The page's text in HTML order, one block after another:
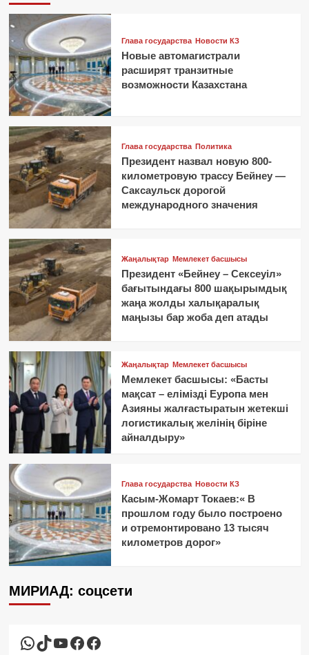
Глава государства Новости КЗ
Новые автомагистрали
расширят транзитные
возможности Казахстана
Глава государства Политика
Президент назвал новую 800-
километровую трассу Бейнеу —
Саксаульск дорогой
международного значения
Жаңалықтар Мемлекет басшысы
Президент «Бейнеу – Сексеуіл»
бағытындағы 800 шақырымдық
жаңа жолды халықаралық
маңызы бар жоба деп атады
Жаңалықтар Мемлекет басшысы
Мемлекет басшысы: «Басты
мақсат – елімізді Еуропа мен
Азияны жалғастыратын жетекші
логистикалық желінің біріне
айналдыру»
Глава государства Новости КЗ
Касым-Жомарт Токаев:« В
прошлом году было построено
и отремонтировано 13 тысяч
километров дорог»
МИРИАД: соцсети
WhatsApp
TikTok
YouTube
Facebook
Facebook